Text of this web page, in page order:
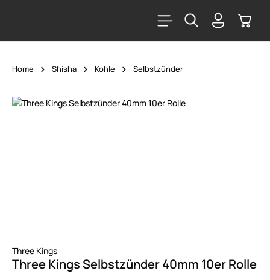
Home Shisha Kohle Selbstzünder
Bildergalerie überspringen
Three Kings
Three Kings Selbstzünder 40mm 10er Rolle